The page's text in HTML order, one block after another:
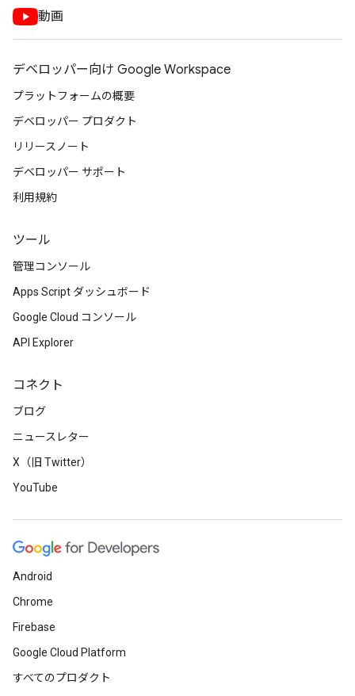
動画
デベロッパー向け Google Workspace
プラットフォームの概要
デベロッパー プロダクト
リリースノート
デベロッパー サポート
利用規約
ツール
管理コンソール
Apps Script ダッシュボード
Google Cloud コンソール
API Explorer
コネクト
ブログ
ニュースレター
X（旧 Twitter）
YouTube
Android
Chrome
Firebase
Google Cloud Platform
すべてのプロダクト